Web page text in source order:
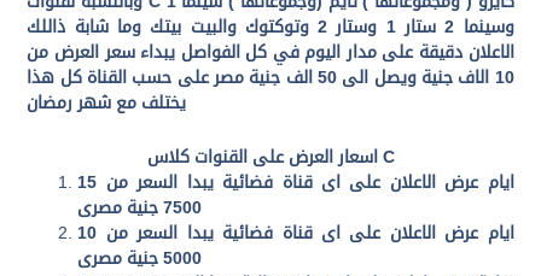
وسينما 2 ستار 1 وستار 2 وتوكتوك والبيت بيتك وما شابة ذاللك
الاعلان دقيقة على مدار اليوم في كل الفواصل يبداء سعر العرض من
10 الاف جنية ويصل الى 50 الف جنية مصر على حسب القناة كل هذا
يختلف مع شهر رمضان
اسعار العرض على القنوات كلاس C
15 ايام عرض الاعلان على اى قناة فضائية يبدا السعر من
7500 جنية مصرى
10 ايام عرض الاعلان على اى قناة فضائية يبدا السعر من
5000 جنية مصرى